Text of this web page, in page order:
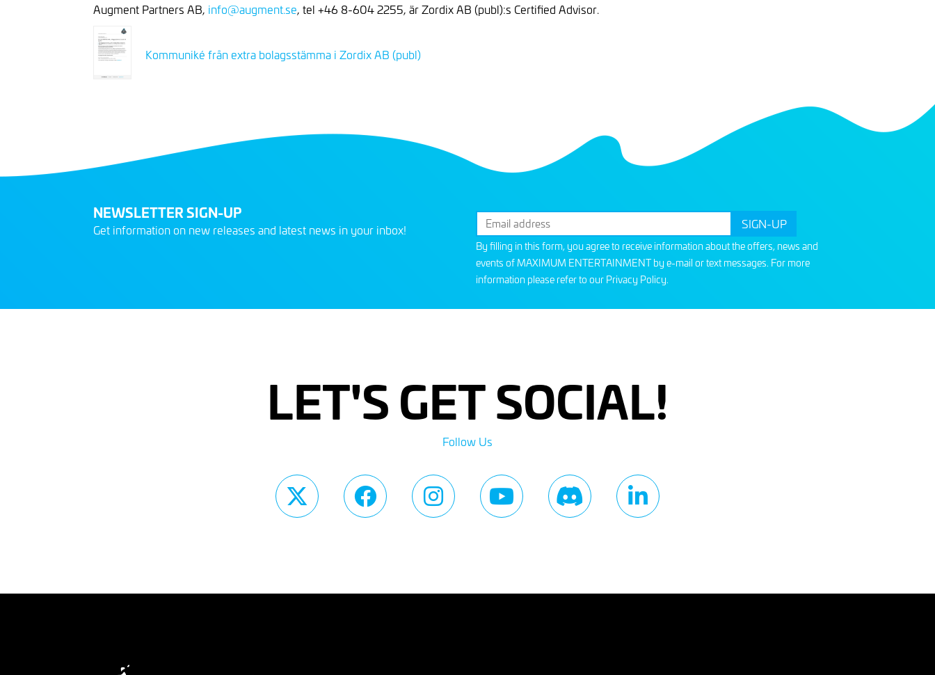
Augment Partners AB, info@augment.se, tel +46 8-604 2255, är Zordix AB (publ):s Certified Advisor.
Kommuniké från extra bolagsstämma i Zordix AB (publ)
NEWSLETTER SIGN-UP
Get information on new releases and latest news in your inbox!
By filling in this form, you agree to receive information about the offers, news and
events of MAXIMUM ENTERTAINMENT by e-mail or text messages. For more
information please refer to our Privacy Policy.
LET'S GET SOCIAL!
Follow Us